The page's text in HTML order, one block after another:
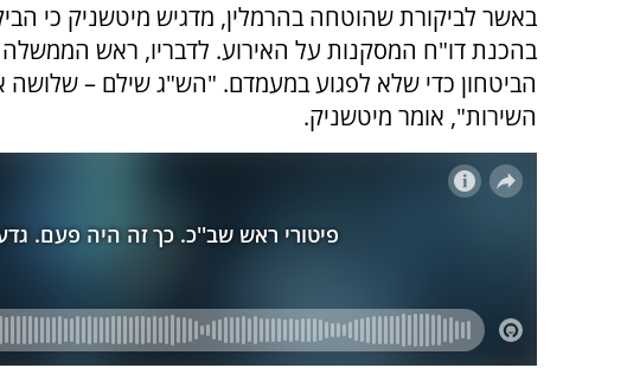
באשר לביקורת שהוטחה בהרמלין, מדגיש מיטשניק כי
בהכנת דו"ח המסקנות על האירוע. לדבריו, ראש הממשלה
הביטחון כדי שלא לפגוע במעמדם. "הש"ג שילם –
השירות", אומר מיטשניק.